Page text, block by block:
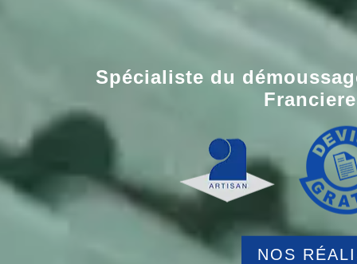
Spécialiste du
NOS